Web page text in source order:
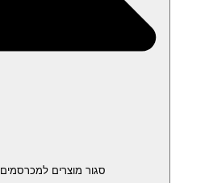
סגור מוצרים למכרסמים